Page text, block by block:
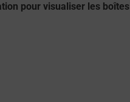
pour visualiser les boîtes